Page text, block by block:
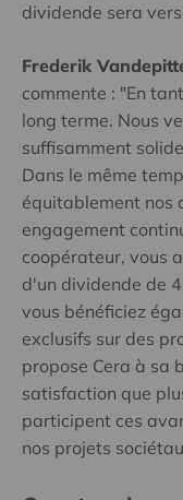
dividende sera
Frederik
commente : "En
long terme. Nous
suffisamment
Dans le même
équitablement nos
engagement
coopérateur, vous
d'un dividende de
vous bénéficiez
exclusifs sur des
propose Cera à sa
satisfaction que
participent ces
nos projets